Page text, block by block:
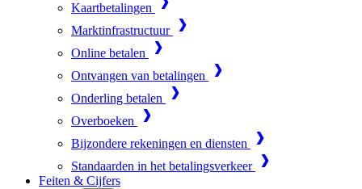
Kaartbetalingen
Marktinfrastructuur
Online betalen
Ontvangen van betalingen
Onderling betalen
Overboeken
Bijzondere rekeningen en diensten
Standaarden in het betalingsverkeer
Feiten & Cijfers